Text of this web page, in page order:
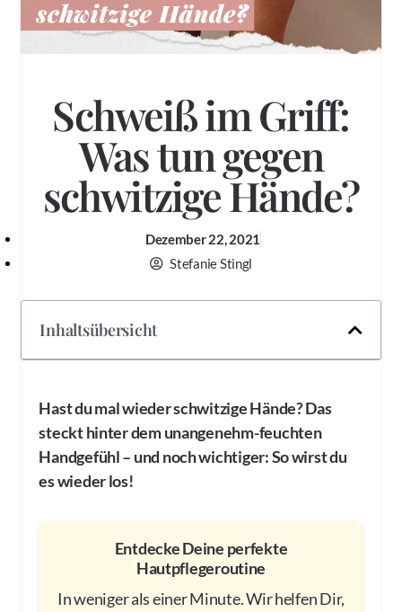
Schweiß im Griff:
Was tun gegen
schwitzige Hände?
Dezember 22, 2021
Stefanie Stingl
Inhaltsübersicht
Hast du mal wieder schwitzige Hände? Das
steckt hinter dem unangenehm-feuchten
Handgefühl – und noch wichtiger:So wirst du
es wieder los!
Entdecke Deine perfekte
Hautpflegeroutine
In weniger als einer Minute. Wir helfen Dir,